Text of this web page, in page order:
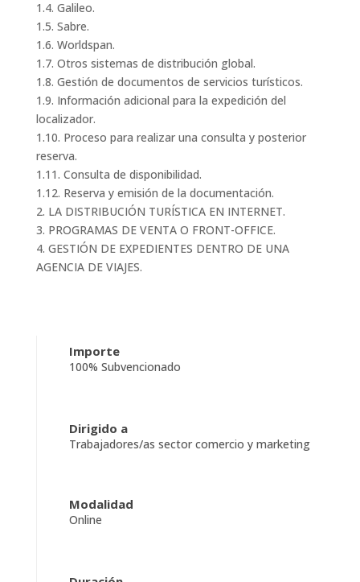
1.4. Galileo.
1.5. Sabre.
1.6. Worldspan.
1.7. Otros sistemas de distribución global.
1.8. Gestión de documentos de servicios turísticos.
1.9. Información adicional para la expedición del
localizador.
1.10. Proceso para realizar una consulta y posterior
reserva.
1.11. Consulta de disponibilidad.
1.12. Reserva y emisión de la documentación.
2. LA DISTRIBUCIÓN TURÍSTICA EN INTERNET.
3. PROGRAMAS DE VENTA O FRONT-OFFICE.
4. GESTIÓN DE EXPEDIENTES DENTRO DE UNA
AGENCIA DE VIAJES.
Importe
100% Subvencionado
Dirigido a
Trabajadores/as sector comercio y marketing
Modalidad
Online